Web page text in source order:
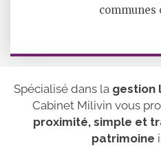
communes
Spécialisé dans la gestion
Cabinet Milivin vous
proximité, simple et
patrimoine